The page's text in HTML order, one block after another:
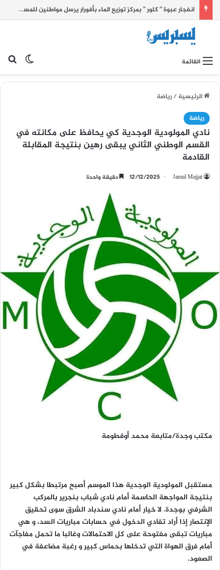
انفجار عبوة ” كلور ” بمركز توزيع الماء بأفورار يرسل مواطنين للمستشفى الجهوي
القائمة
الرئيسية/رياضة
رياضة
نادي المولودية الوجدية كي يحافظ على مكانته في
القسم الوطني الثاني يبقى رهين بنتيجة المقابلة
القادمة
Jamal Majjat
12/12/2025 دقيقة واحدة
مكتب وجدة/متابعة محمد أوفطومة
مستقبل المولودية الوجدية هذا الموسم أصبح مرتبطا بشكل كبير
بنتيجة المواجهة الحاسمة أمام نادي شباب بنجرير بالمركب
الشرفي بوجدة. لا خيار أمام نادي سندباد الشرق سوى تحقيق
الإنتصار إذا أراد تفادي الدخول في حسابات مباريات السد، و هي
مباريات تبقى مفتوحة على كل الاحتمالات وغالبا ما تحمل مفاجآت
أمام فرق الهواة التي تدخلها بحماس كبير و رغبة مضاعفة في
الصعود.